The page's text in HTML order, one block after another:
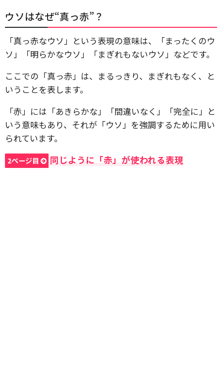
ウソはなぜ“真っ赤”？
「真っ赤なウソ」という表現の意味は、「まったくのウ
ソ」「明らかなウソ」「まぎれもないウソ」などです。
ここでの「真っ赤」は、まるっきり、まぎれもなく、と
いうことを表します。
「赤」には「あきらかな」「間違いなく」「完全に」と
いう意味もあり、それが「ウソ」を強調するために用い
られています。
2ページ目 同じように「赤」が使われる表現